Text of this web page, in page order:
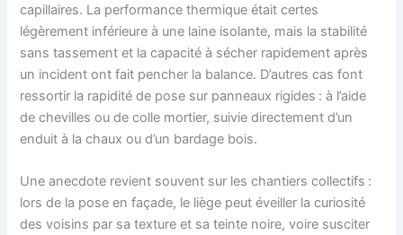
capillaires. La performance thermique était certes
légèrement inférieure à une laine isolante, mais la stabilité
sans tassement et la capacité à sécher rapidement après
un incident ont fait pencher la balance. D’autres cas font
ressortir la rapidité de pose sur panneaux rigides : à l’aide
de chevilles ou de colle mortier, suivie directement d’un
enduit à la chaux ou d’un bardage bois.
Une anecdote revient souvent sur les chantiers collectifs :
lors de la pose en façade, le liège peut éveiller la curiosité
des voisins par sa texture et sa teinte noire, voire susciter